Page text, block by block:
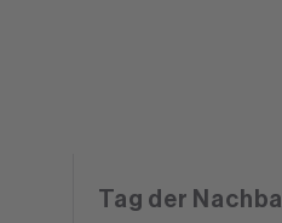
Tag der